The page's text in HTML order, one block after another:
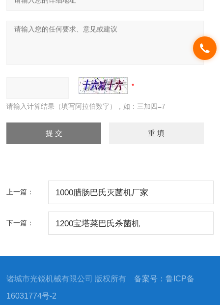
请输入计算结果（填写阿拉伯数字），如：三加四=7
上一篇： 1000腊肠巴氏灭菌机厂家
下一篇： 1200宝塔菜巴氏杀菌机
诸城市光锐机械有限公司 版权所有备案号：鲁ICP备
16031774号-2